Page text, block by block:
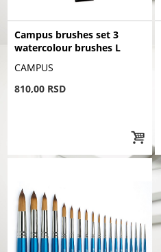
Campus brushes set 3
watercolour brushes L
CAMPUS
810,00 RSD